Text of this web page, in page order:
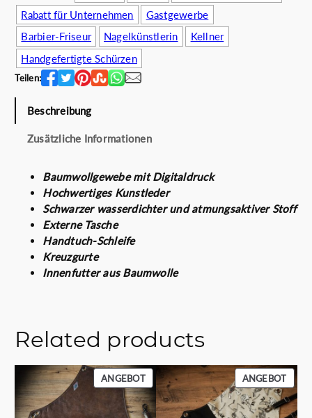
e
r
P
r
e
i
w
a
5
9
.
0
0
€
i
s
s
t
:
.
€
.
Rabatt für Unternehmen
Gastgewerbe
Barbier-Friseur
Nagelkünstlerin
Kellner
Handgefertigte Schürzen
Teilen:
Beschreibung
Zusätzliche Informationen
Baumwollgewebe mit Digitaldruck
Hochwertiges Kunstleder
Schwarzer wasserdichter und atmungsaktiver Stoff
Externe Tasche
Handtuch-Schleife
Kreuzgurte
Innenfutter aus Baumwolle
Related products
ANGEBOTPRODUKT
IM
ANGEBOT
ANGEBOT
IM